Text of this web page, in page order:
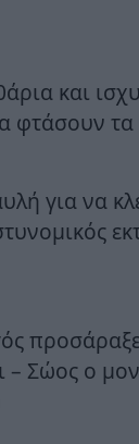
και
φτάσουν
για να
– Σώος ο